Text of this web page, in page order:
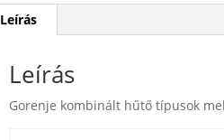
Leírás
Leírás
Gorenje kombinált hűtő típusok